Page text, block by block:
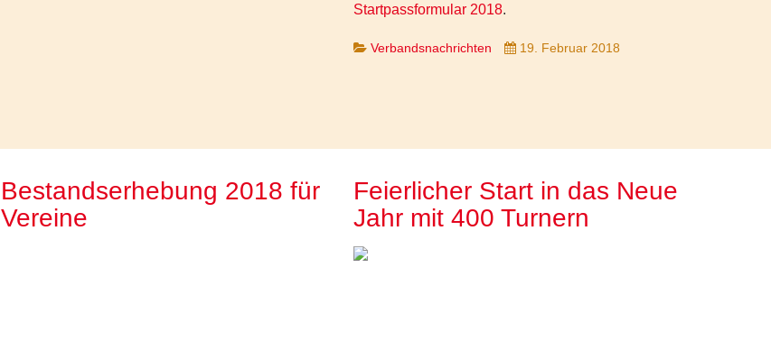
Startpassformular 2018.
Verbandsnachrichten 19. Februar 2018
Bestandserhebung 2018 für
Vereine
Feierlicher Start in das Neue
Jahr mit 400 Turnern